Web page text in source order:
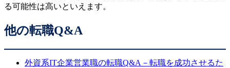
る可能性は高いといえます。
他の転職Q&A
外資系IT企業営業職の転職Q&A－転職を成功させるた